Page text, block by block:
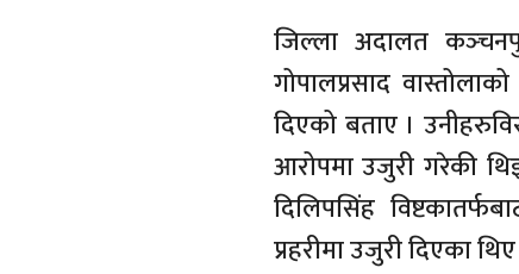
जिल्ला अदालत
गोपालप्रसाद
दिएको बताए ।
आरोपमा उजुरी गरेकी
दिलिपसिंह
प्रहरीमा उजुरी दिएका थिए